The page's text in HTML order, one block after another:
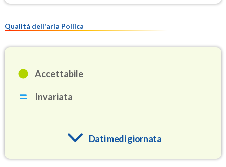
Qualità dell'aria Pollica
Accettabile
Invariata
Dati medi giornata